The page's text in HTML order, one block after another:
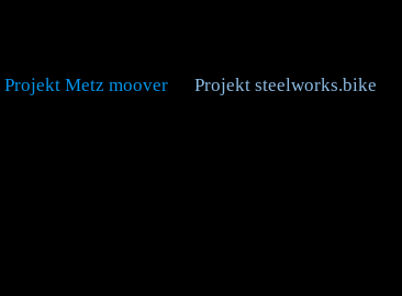
Projekt Metz moover Projekt steelworks.bike